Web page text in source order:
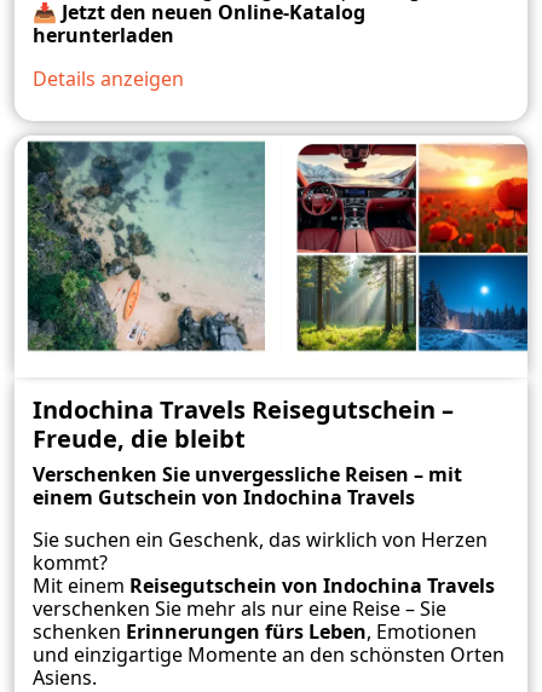
📥 Jetzt den neuen Online-Katalog
herunterladen
Details anzeigen
Indochina Travels Reisegutschein –
Freude, die bleibt
Verschenken Sie unvergessliche Reisen – mit
einem Gutschein von Indochina Travels
Sie suchen ein Geschenk, das wirklich von Herzen
kommt?
Mit einem Reisegutschein von Indochina Travels
verschenken Sie mehr als nur eine Reise – Sie
schenken Erinnerungen fürs Leben, Emotionen
und einzigartige Momente an den schönsten Orten
Asiens.